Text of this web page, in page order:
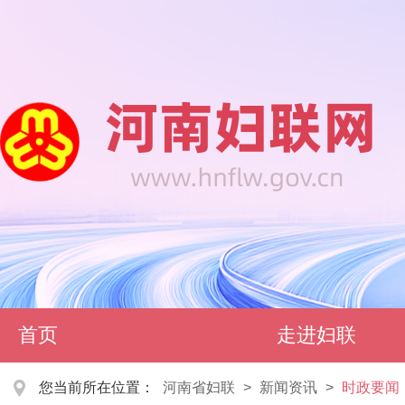
首页 走进妇联
您当前所在位置： 河南省妇联 > 新闻资讯 > 时政要闻